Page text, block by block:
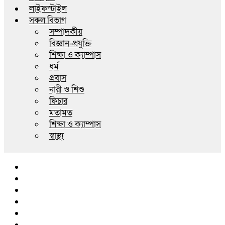
লাইফস্টাইল
সকল বিভাগ
সম্পাদকীয়
বিজ্ঞান-প্রযুক্তি
শিক্ষা ও ক্যাম্পাস
ধর্ম
প্রবাস
নারী ও শিশু
ফিচার
মতামত
শিক্ষা ও ক্যাম্পাস
স্বাস্থ্য